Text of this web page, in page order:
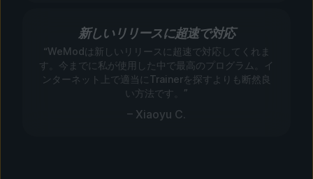
新しいリリースに超速で対応
“WeModは新しいリリースに超速で対応してくれま
す。今までに私が使用した中で最高のプログラム。イ
ンターネット上で適当にTrainerを探すよりも断然良
い方法です。”
– Xiaoyu C.